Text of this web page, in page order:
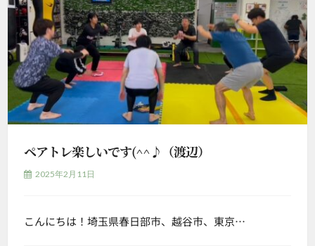
ペアトレ楽しいです(^^♪（渡辺）
2025年2月11日
こんにちは！埼玉県春日部市、越谷市、東京…